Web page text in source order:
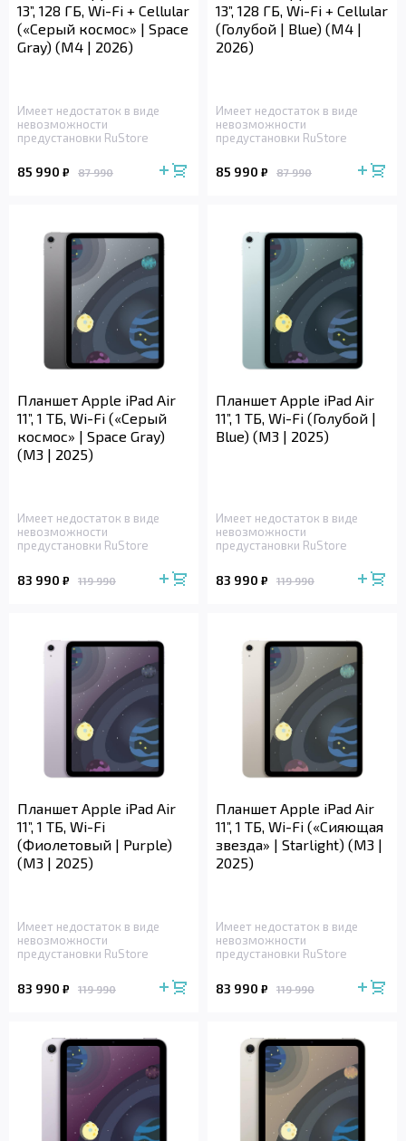
13”, 128 ГБ, Wi-Fi + Cellular
(«Серый космос» | Space
Gray) (M4 | 2026)
Имеет недостаток в виде
невозможности
предустановки RuStore
85 990 ₽ 87 990
13”, 128 ГБ, Wi-Fi + Cellular
(Голубой | Blue) (M4 |
2026)
Имеет недостаток в виде
невозможности
предустановки RuStore
85 990 ₽ 87 990
Планшет Apple iPad Air
11”, 1 ТБ, Wi-Fi («Серый
космос» | Space Gray)
(M3 | 2025)
Имеет недостаток в виде
невозможности
предустановки RuStore
83 990 ₽ 119 990
Планшет Apple iPad Air
11”, 1 ТБ, Wi-Fi (Голубой |
Blue) (M3 | 2025)
Имеет недостаток в виде
невозможности
предустановки RuStore
83 990 ₽ 119 990
Планшет Apple iPad Air
11”, 1 ТБ, Wi-Fi
(Фиолетовый | Purple)
(M3 | 2025)
Имеет недостаток в виде
невозможности
предустановки RuStore
83 990 ₽ 119 990
Планшет Apple iPad Air
11”, 1 ТБ, Wi-Fi («Сияющая
звезда» | Starlight) (M3 |
2025)
Имеет недостаток в виде
невозможности
предустановки RuStore
83 990 ₽ 119 990